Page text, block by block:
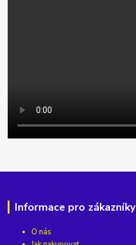
Informace pro zákazníky
O nás